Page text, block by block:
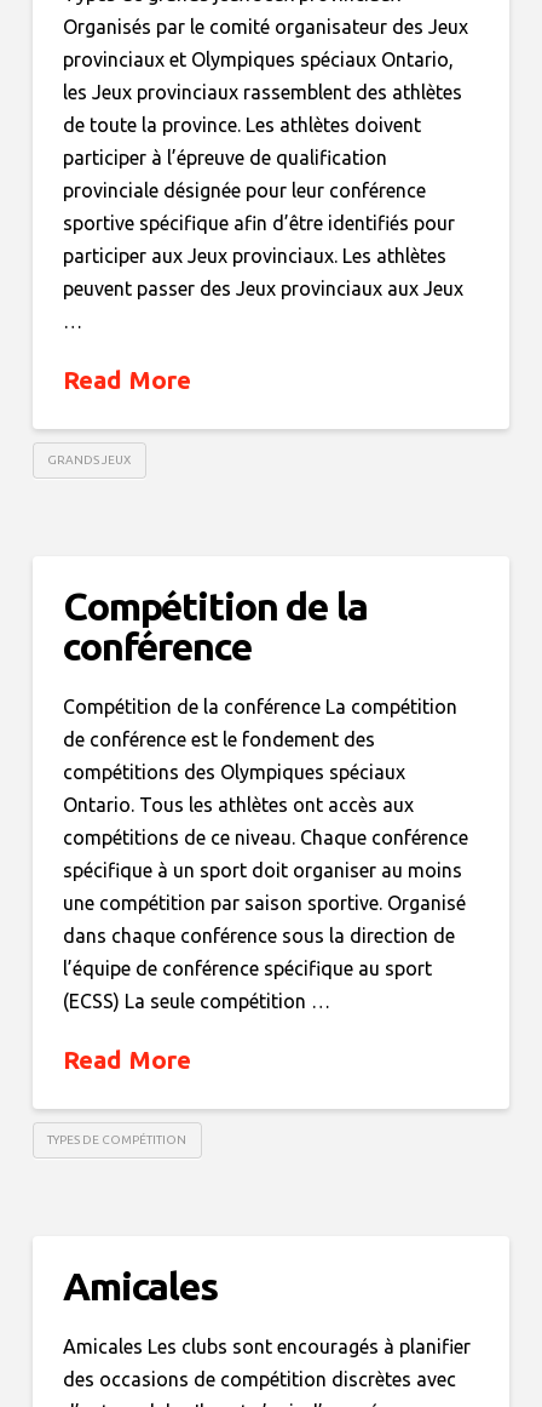
Organisés par le comité organisateur des Jeux
provinciaux et Olympiques spéciaux Ontario,
les Jeux provinciaux rassemblent des athlètes
de toute la province. Les athlètes doivent
participer à l’épreuve de qualification
provinciale désignée pour leur conférence
sportive spécifique afin d’être identifiés pour
participer aux Jeux provinciaux. Les athlètes
peuvent passer des Jeux provinciaux aux Jeux
…
Read More
GRANDS JEUX
Compétition de la
conférence
Compétition de la conférence La compétition
de conférence est le fondement des
compétitions des Olympiques spéciaux
Ontario. Tous les athlètes ont accès aux
compétitions de ce niveau. Chaque conférence
spécifique à un sport doit organiser au moins
une compétition par saison sportive. Organisé
dans chaque conférence sous la direction de
l’équipe de conférence spécifique au sport
(ECSS) La seule compétition …
Read More
TYPES DE COMPÉTITION
Amicales
Amicales Les clubs sont encouragés à planifier
des occasions de compétition discrètes avec